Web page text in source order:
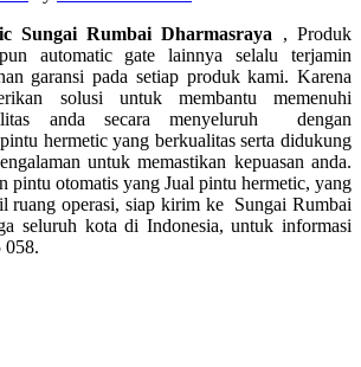
Sungai Rumbai Dharmasraya , Produk
automatic gate lainnya selalu terjamin
garansi pada setiap produk kami. Karena
solusi untuk membantu memenuhi
anda secara menyeluruh dengan
hermetic yang berkualitas serta didukung
untuk memastikan kepuasan anda.
pintu otomatis yang Jual pintu hermetic, yang
ruang operasi, siap kirim ke Sungai Rumbai
seluruh kota di Indonesia, untuk informasi
058.